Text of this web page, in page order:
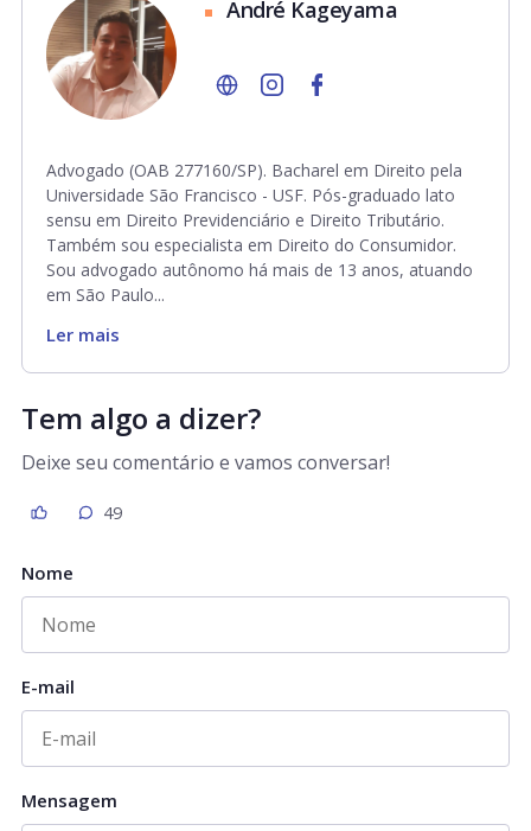
André Kageyama
Advogado (OAB 277160/SP). Bacharel em Direito pela
Universidade São Francisco - USF. Pós-graduado lato
sensu em Direito Previdenciário e Direito Tributário.
Também sou especialista em Direito do Consumidor.
Sou advogado autônomo há mais de 13 anos, atuando
em São Paulo...
Ler mais
Tem algo a dizer?
Deixe seu comentário e vamos conversar!
49
Nome
E-mail
Mensagem